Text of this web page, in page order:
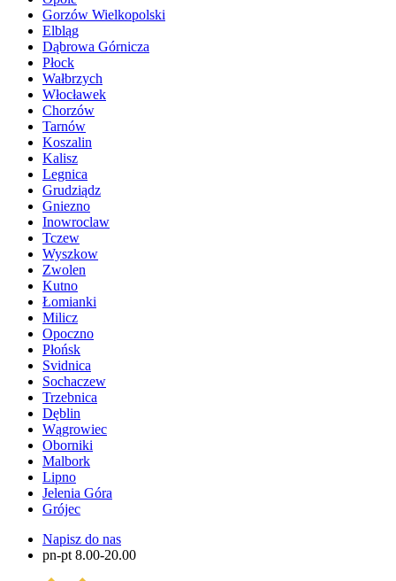
Gorzów Wielkopolski
Elbląg
Dąbrowa Górnicza
Płock
Wałbrzych
Włocławek
Chorzów
Tarnów
Koszalin
Kalisz
Legnica
Grudziądz
Gniezno
Inowroclaw
Tczew
Wyszkow
Zwolen
Kutno
Łomianki
Milicz
Opoczno
Płońsk
Svidnica
Sochaczew
Trzebnica
Dęblin
Wągrowiec
Oborniki
Malbork
Lipno
Jelenia Góra
Grójec
Napisz do nas
pn-pt 8.00-20.00